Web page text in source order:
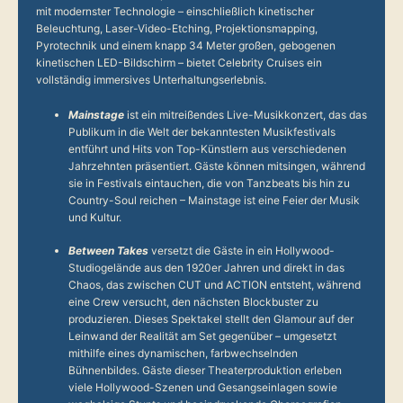
mit modernster Technologie – einschließlich kinetischer
Beleuchtung, Laser-Video-Etching, Projektionsmapping,
Pyrotechnik und einem knapp 34 Meter großen, gebogenen
kinetischen LED-Bildschirm – bietet Celebrity Cruises ein
vollständig immersives Unterhaltungserlebnis.
Mainstage ist ein mitreißendes Live-Musikkonzert, das das
Publikum in die Welt der bekanntesten Musikfestivals
entführt und Hits von Top-Künstlern aus verschiedenen
Jahrzehnten präsentiert. Gäste können mitsingen, während
sie in Festivals eintauchen, die von Tanzbeats bis hin zu
Country-Soul reichen – Mainstage ist eine Feier der Musik
und Kultur.
Between Takes versetzt die Gäste in ein Hollywood-
Studiogelände aus den 1920er Jahren und direkt in das
Chaos, das zwischen CUT und ACTION entsteht, während
eine Crew versucht, den nächsten Blockbuster zu
produzieren. Dieses Spektakel stellt den Glamour auf der
Leinwand der Realität am Set gegenüber – umgesetzt
mithilfe eines dynamischen, farbwechselnden
Bühnenbildes. Gäste dieser Theaterproduktion erleben
viele Hollywood-Szenen und Gesangseinlagen sowie